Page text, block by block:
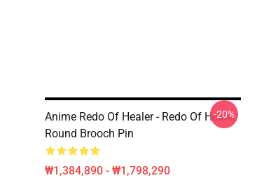
Anime Redo Of Healer - Redo Of Healer
Round Brooch Pin
₩1,384,890 - ₩1,798,290
-20%